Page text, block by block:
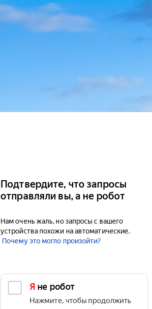
Подтвердите, что запросы
отправляли вы, а не робот
Нам очень жаль, но запросы с вашего
устройства похожи на автоматические.
Почему это могло произойти?
Я не робот
Нажмите, чтобы продолжить